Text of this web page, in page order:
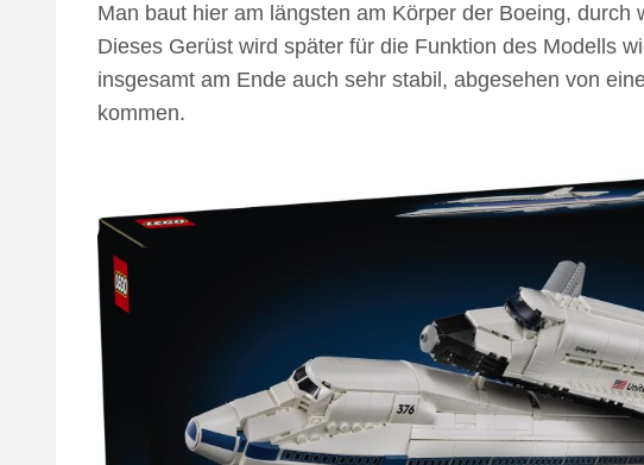
Man baut hier am längsten am Körper der Boeing, durch
Dieses Gerüst wird später für die Funktion des Modells
insgesamt am Ende auch sehr stabil, abgesehen von
kommen.